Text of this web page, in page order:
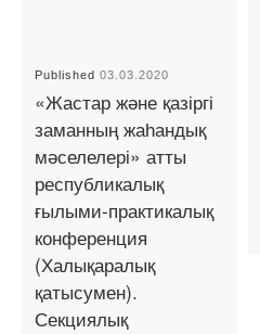
Published03.03.2020
«Жастар және қазіргі
заманның жаһандық
мәселелері» атты
республикалық
ғылыми-практикалық
конференция
(Халықаралық
қатысумен).
Секциялық